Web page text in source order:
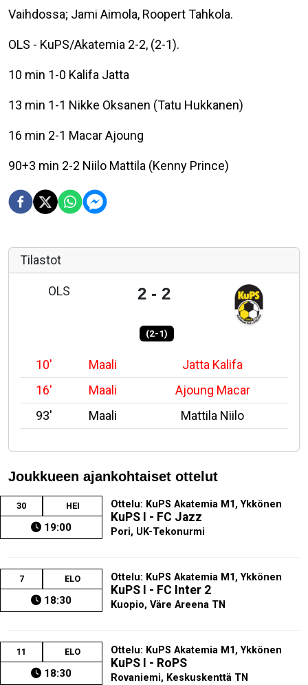
Vaihdossa; Jami Aimola, Roopert Tahkola.
OLS - KuPS/Akatemia 2-2, (2-1).
10 min 1-0 Kalifa Jatta
13 min 1-1 Nikke Oksanen (Tatu Hukkanen)
16 min 2-1 Macar Ajoung
90+3 min 2-2 Niilo Mattila (Kenny Prince)
Tilastot
OLS 2 - 2
(2-1)
10' Maali
Jatta Kalifa
16'
Maali
Ajoung Macar
93'
Maali Mattila Niilo
Joukkueen ajankohtaiset ottelut
30 HEI
19:00
Ottelu: KuPS Akatemia M1, Ykkönen
KuPS I - FC Jazz
Pori, UK-Tekonurmi
7 ELO
18:30
Ottelu: KuPS Akatemia M1, Ykkönen
KuPS I - FC Inter 2
Kuopio, Väre Areena TN
11 ELO
18:30
Ottelu: KuPS Akatemia M1, Ykkönen
KuPS I - RoPS
Rovaniemi, Keskuskenttä TN